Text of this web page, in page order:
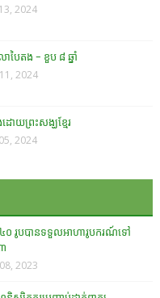
2024
បៃតង - ខួប ៨ ឆ្នាំ
2024
យព្រះសង្ឃខ្មែរ
2024
រូបបានទទួលអាហារូបករណ៍ទៅ
2023